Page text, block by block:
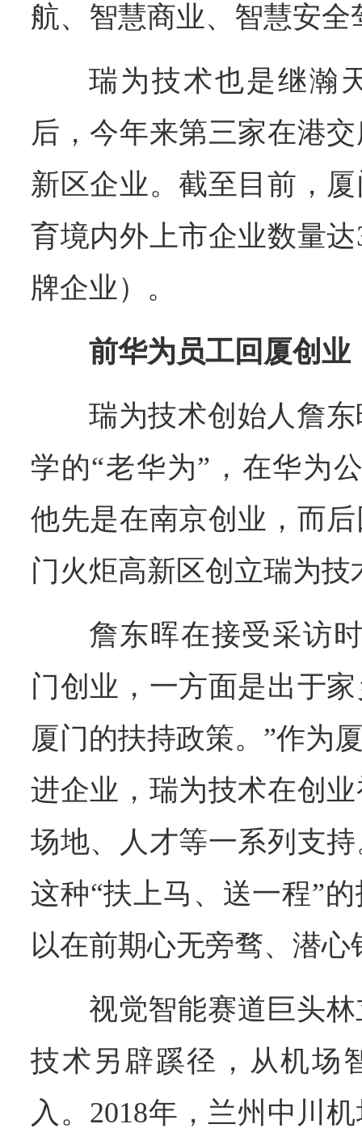
航、智慧商业、智慧安
瑞为技术也是继瀚
后，今年来第三家在港
新区企业。截至目前，
育境内外上市企业数量
牌企业）。
前华为员工回厦创业
瑞为技术创始人詹
学的“老华为”，在华为
他先是在南京创业，而
门火炬高新区创立瑞为技
詹东晖在接受采访
门创业，一方面是出于
厦门的扶持政策。”作为
进企业，瑞为技术在创
场地、人才等一系列支
这种“扶上马、送一程”
以在前期心无旁骛、潜心
视觉智能赛道巨头
技术另辟蹊径，从机场
入。2018年，兰州中川